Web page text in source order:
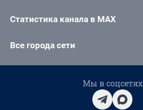
Статистика канала в MAX
Все города сети
Мы в соцсетях